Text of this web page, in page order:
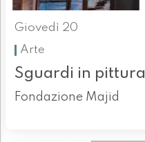
Giovedì 20
Arte
Sguardi in pittura
Fondazione Majid